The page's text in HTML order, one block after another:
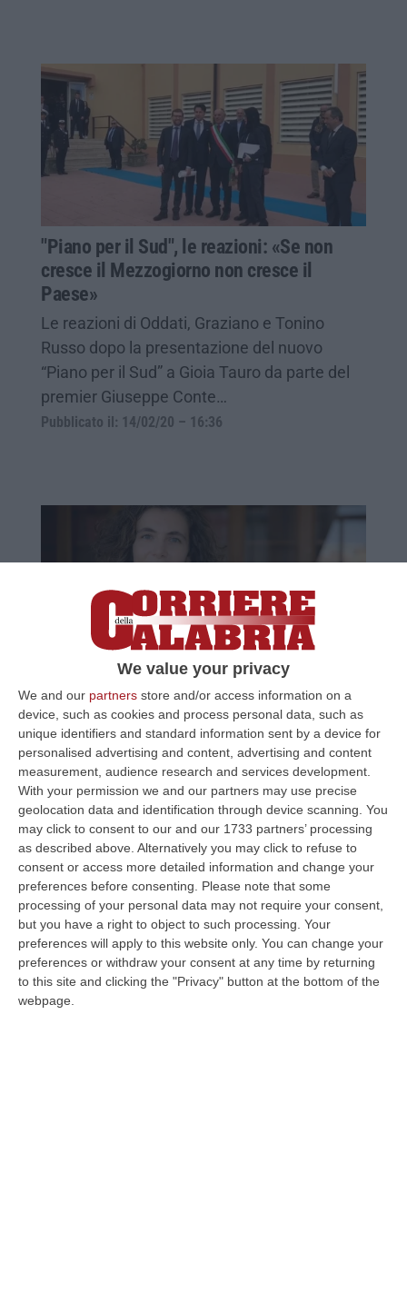
We value your privacy
We and our partners store and/or access information on a
device, such as cookies and process personal data, such as
unique identifiers and standard information sent by a device for
personalised advertising and content, advertising and content
measurement, audience research and services development.
With your permission we and our partners may use precise
geolocation data and identification through device scanning. You
may click to consent to our and our 1733 partners’ processing
as described above. Alternatively you may click to refuse to
consent or access more detailed information and change your
preferences before consenting. Please note that some
processing of your personal data may not require your consent,
but you have a right to object to such processing. Your
preferences will apply to this website only. You can change your
preferences or withdraw your consent at any time by returning
to this site and clicking the "Privacy" button at the bottom of the
webpage.
"Piano per il Sud", le reazioni: «Se non
cresce il Mezzogiorno non cresce il
Paese»
Le reazioni di Oddati, Graziano e Tonino
Russo dopo la presentazione del nuovo
“Piano per il Sud” a Gioia Tauro da parte del
premier Giuseppe Conte…
Pubblicato il: 14/02/20 – 16:36
«Nel Piano per il Sud grandi (e utili)
opere»
di Anna Laura Orrico*
Pubblicato il: 14/02/20 – 15:18